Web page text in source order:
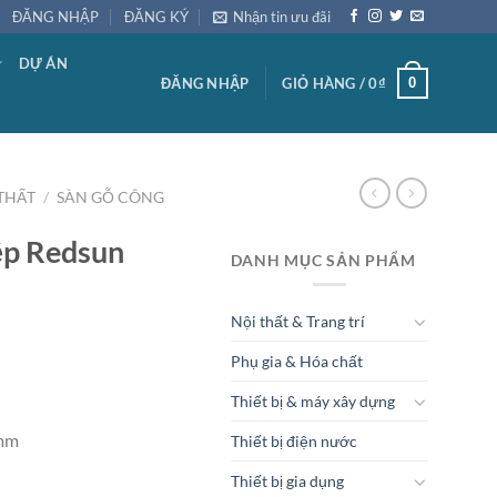
ĐĂNG NHẬP ĐĂNG KÝ Nhận tin ưu đãi
DỰ ÁN
ĐĂNG NHẬP GIỎ HÀNG /0₫ 0
/ SÀN GỖ CÔNG
Redsun
DANH MỤC SẢN PHẨM
Nội thất & Trang trí
Phụ gia & Hóa chất
Thiết bị & máy xây dựng
Thiết bị điện nước
Thiết bị gia dụng